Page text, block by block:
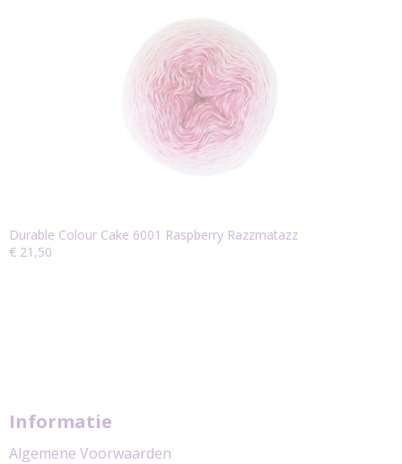
Durable Colour Cake 6001 Raspberry Razzmatazz
€ 21,50
Informatie
Algemene Voorwaarden